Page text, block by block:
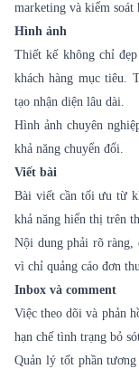
marketing và kiểm soát
Hình ảnh
Thiết kế không chỉ
khách hàng mục tiêu.
tạo nhận diện lâu dài.
Hình ảnh chuyên
khả năng chuyển đổi.
Viết bài
Bài viết cần tối ưu từ
khả năng hiển thị trên
Nội dung phải rõ ràng,
vì chỉ quảng cáo đơn
Inbox và comment
Việc theo dõi và phản
hạn chế tình trạng bỏ
Quản lý tốt phần